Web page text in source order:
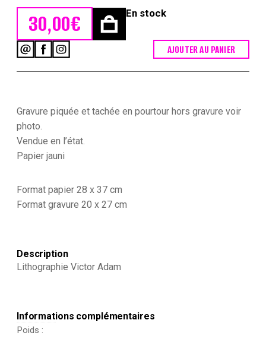
30,00€ En stock
Victor
Second
-
Dragons
Napoléon
AJOUTER AU PANIER
Gravure piquée et tachée en pourtour hors gravure voir
photo.
Vendue en l’état.
Papier jauni
Format papier 28 x 37 cm
Format gravure 20 x 27 cm
Description
Lithographie Victor Adam
Informations complémentaires
Poids